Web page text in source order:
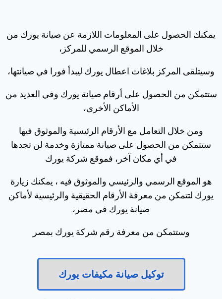
يمكنك الحصول على المعلومات اللازمة عن صيانة يورك من
خلال الموقع الرسمي للمركز،
وسيتلقى المركز بلاغات اعطال يورك ليبدأ فورا في صيانتها،
ستتمكن من الحصول على أرقام صيانة يورك وفي العديد من
الأماكن الأخرى،
ومن خلال التعامل مع الأرقام الرئيسية والموثوق فيها
ستتمكن من الحصول على صيانة ممتازة وخدمة لن تجدها
في أي مكان آخر، فموقع شركة يورك
هو الموقع الرسمي والرئيسي والموثوق فيه ، يمكنك زيارة
يورك لتتمكن من معرفة الأرقام الحقيقية والرئيسية لأماكن
صيانة يورك في مصر،
وستتمكن من معرفة رقم شركة يورك بمصر
توكيل صيانة مكيفات يورك